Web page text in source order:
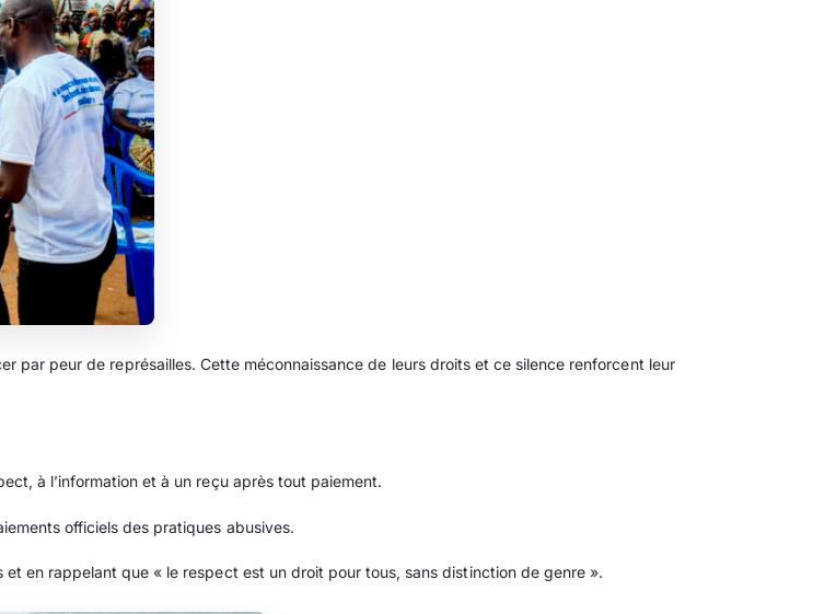
par peur de représailles. Cette méconnaissance de leurs droits et ce silence renforcent leur
à l’information et à un reçu après tout paiement.
officiels des pratiques abusives.
en rappelant que « le respect est un droit pour tous, sans distinction de genre ».